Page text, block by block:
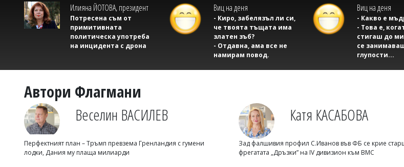
Илияна ЙОТОВА, президент
Потресена съм от
примитивната
политическа употреба
на инцидента с дрона
Виц на деня
- Киро, забелязъл ли си,
че твоята тъщата има
златен зъб?
- Отдавна, ама все не
намирам повод.
Виц на деня
- Какво е
- Това е,
стигаш до
се
глупости...
Автори Флагмани
Веселин ВАСИЛЕВ
Перфектният план – Тръмп превзема Гренландия с гумени
лодки, Дания му плаща милиарди
Катя КАСАБОВА
Зад фалшивия профил С.Иванов във ФБ се крие
фрегатата „Дръзки” на IV дивизион към ВМС